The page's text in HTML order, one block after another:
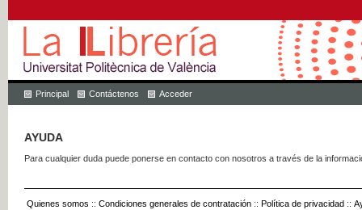
Principal Contáctenos Acceder
AYUDA
Para cualquier duda puede ponerse en contacto con nosotros a través de la
Quienes somos :: Condiciones generales de contratación :: Política de privacidad ::